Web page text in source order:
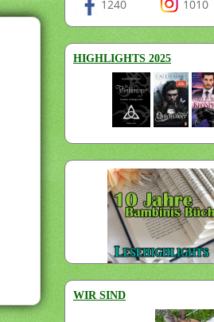
1240 1010
HIGHLIGHTS 2025
WIR SIND